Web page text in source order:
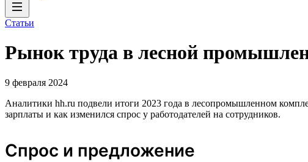
Статьи
Рынок труда в лесной
9 февраля 2024
Аналитики hh.ru подвели итоги 2023 года в лесопромышленном
зарплаты и как изменился спрос у работодателей на сотрудников.
Спрос и предложение